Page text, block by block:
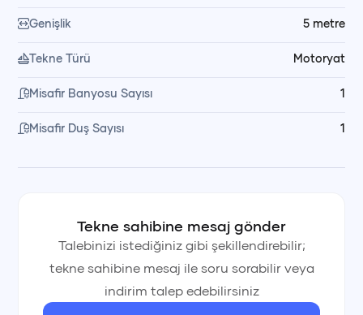
Genişlik 5 metre
Tekne Türü Motoryat
Misafir Banyosu Sayısı 1
Misafir Duş Sayısı 1
Tekne sahibine mesaj gönder
Talebinizi istediğiniz gibi şekillendirebilir;
tekne sahibine mesaj ile soru sorabilir veya
indirim talep edebilirsiniz